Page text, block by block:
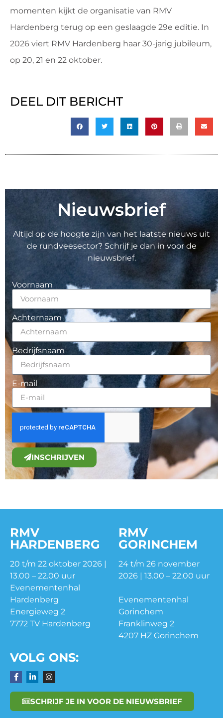
momenten kijkt de organisatie van RMV
Hardenberg terug op een geslaagde 29e editie. In
2026 viert RMV Hardenberg haar 30-jarig jubileum,
op 20, 21 en 22 oktober.
DEEL DIT BERICHT
Nieuwsbrief
Altijd op de hoogte zijn van het laatste nieuws uit
de rundveesector? Schrijf je dan in voor de
nieuwsbrief.
Voornaam
Achternaam
Bedrijfsnaam
E-mail
INSCHRIJVEN
RMV
HARDENBERG
20 t/m 22 oktober 2026 |
13.00 – 22.00 uur
Evenementenhal
Hardenberg
Energieweg 2
7772 TV Hardenberg
RMV
GORINCHEM
24 t/m 26 november
2026 | 13.00 – 22.00 uur
Evenementenhal
Gorinchem
Franklinweg 2
4207 HZ Gorinchem
VOLG ONS:
SCHRIJF JE IN VOOR DE NIEUWSBRIEF